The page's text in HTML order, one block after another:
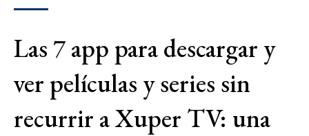
Las 7 app para descargar y
ver películas y series sin
recurrir a Xuper TV: una